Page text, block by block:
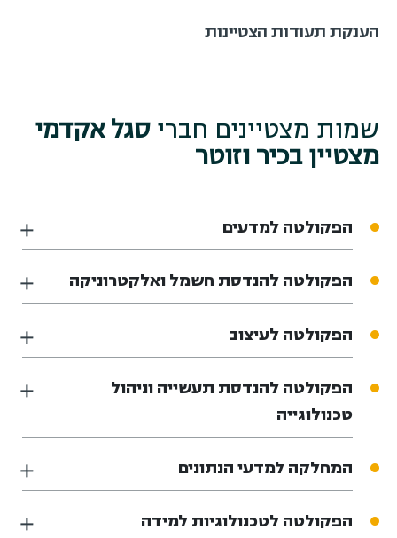
הענקת תעודות הצטיינות
שמות מצטיינים חברי סגל אקדמי
מצטיין בכיר וזוטר
הפקולטה למדעים
הפקולטה להנדסת חשמל ואלקטרוניקה
הפקולטה לעיצוב
הפקולטה להנדסת תעשייה וניהול
טכנולוגייה
המחלקה למדעי הנתונים
הפקולטה לטכנולוגיות למידה